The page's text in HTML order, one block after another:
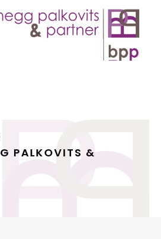
PALKOVITS &